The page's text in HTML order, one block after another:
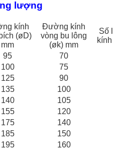
lượng
kính
(øD)
mm
Đường kính
vòng bu lông
(øk) mm
Số
95
70
100
75
125
90
135
100
140
105
155
120
175
140
185
150
195
160